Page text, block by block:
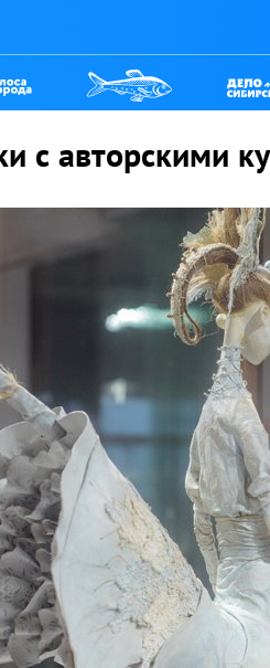
с авторскими